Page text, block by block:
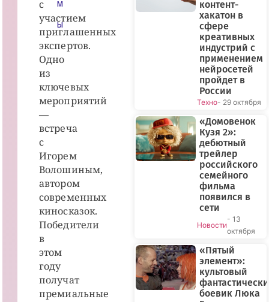
с
участием
приглашенных
экспертов.
Одно
из
ключевых
мероприятий
—
встреча
с
Игорем
Волошиным,
автором
современных
киносказок.
Победители
в
этом
году
получат
премиальные
М
Ы
контент-
хакатон в
сфере
креативных
индустрий с
применением
нейросетей
пройдет в
России
Техно- 29 октября
«Домовенок
Кузя 2»:
дебютный
трейлер
российского
семейного
фильма
появился в
сети
Новости
- 13
октября
«Пятый
элемент»:
культовый
боевик Люка